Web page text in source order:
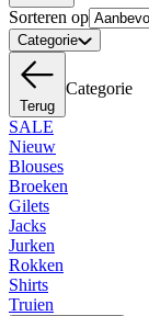
Sorteren op
Categorie
Terug
Categorie
SALE
Nieuw
Blouses
Broeken
Gilets
Jacks
Jurken
Rokken
Shirts
Truien